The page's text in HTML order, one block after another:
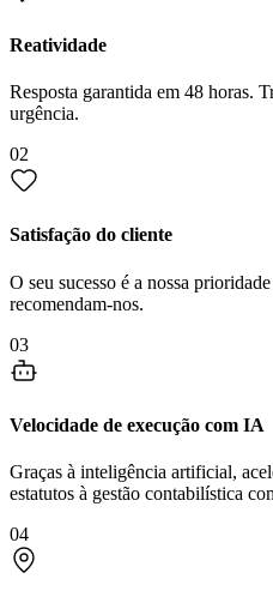
Reatividade
Resposta garantida em 48 horas.
urgência.
02
Satisfação do cliente
O seu sucesso é a nossa
recomendam-nos.
03
Velocidade de execução com IA
Graças à inteligência artificial,
estatutos à gestão contabilística
04